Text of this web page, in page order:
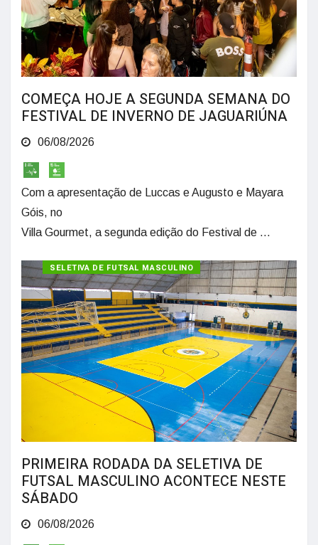
COMEÇA HOJE A SEGUNDA SEMANA DO
FESTIVAL DE INVERNO DE JAGUARIÚNA
06/08/2026
Com a apresentação de Luccas e Augusto e Mayara
Góis, no
Villa Gourmet, a segunda edição do Festival de ...
SELETIVA DE FUTSAL MASCULINO
PRIMEIRA RODADA DA SELETIVA DE
FUTSAL MASCULINO ACONTECE NESTE
SÁBADO
06/08/2026